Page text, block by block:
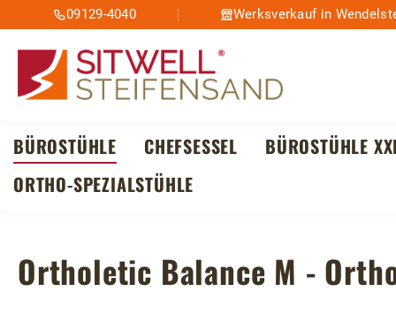
Hauptinhalt springen
Zur Suche springen
Zur Hauptnavigation springen
09129-4040 Werksverkauf in
BÜROSTÜHLE CHEFSESSEL BÜROSTÜHLE
ORTHO-SPEZIALSTÜHLE
Ortholetic Balance M -